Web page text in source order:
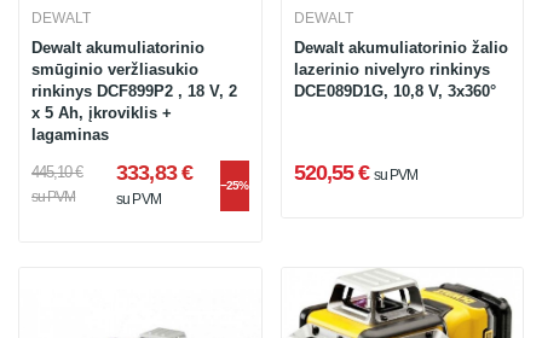
DEWALT
Dewalt akumuliatorinio
smūginio veržliasukio
rinkinys DCF899P2 , 18 V, 2
x 5 Ah, įkroviklis +
lagaminas
445,10 €
su PVM
333,83 €
su PVM
−25%
DEWALT
Dewalt akumuliatorinio žalio
lazerinio nivelyro rinkinys
DCE089D1G, 10,8 V, 3x360°
520,55 € su PVM